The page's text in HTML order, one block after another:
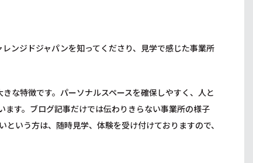
ンジドジャパンを知ってくださり、見学で感じた事業所
な特徴です。パーソナルスペースを確保しやすく、人と
す。ブログ記事だけでは伝わりきらない事業所の様子
いう方は、随時見学、体験を受け付けておりますので、